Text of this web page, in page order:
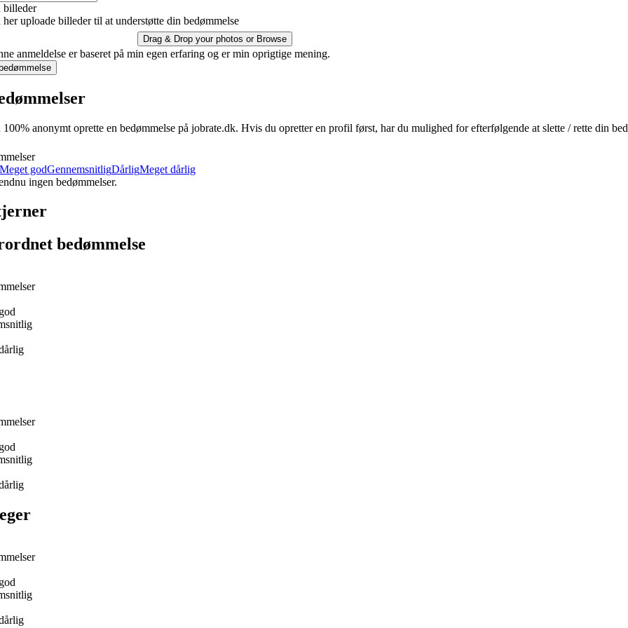
billeder
uploade billeder til at understøtte din bedømmelse
Drag & Drop your photos or Browse
anmeldelse er baseret på min egen erfaring og er min oprigtige mening.
anonymt oprette en bedømmelse på jobrate.dk. Hvis du opretter en profil først, har du mulighed for efterfølgende at slette / rette din
godGennemsnitligDårligMeget dårlig
ingen bedømmelser.
bedømmelse